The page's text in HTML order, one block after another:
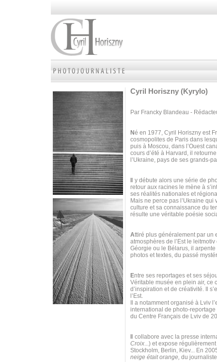
Cyril Horiszny (Kyrylo)
Par Francky Blandeau -
Né en 1977, Cyril Horiszny est
cosmopolites de Paris dans
puis à Moscou, dans l’Ouest
cours d’été à Harvard, il
l’Ukraine, pays de ses grands-
l y débute alors une série de
retour aux racines le mène à
ses réalités nationales et
Mais ne perce pas l’Ukraine
culture et sa connaissance du
résulte une véritable poésie
Attiré plus généralement par un
atmosphères de l’Est le
Géorgie ou le Bélarus, il
photos et textes, du passé
Entre ses reportages et ses
Véritable musée en plein air, ce
d’inspiration et de créativité. Il
l’Est.
Il a notamment organisé à Lviv
international de photo-
du Centre Français de Lviv de
l collabore avec la presse
Croix...) et expose
Stockholm, Berlin, Kiev... En
neige était orange, du